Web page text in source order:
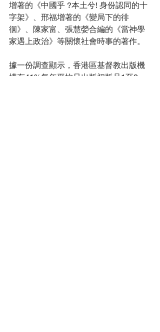
增著的《中國乎 ?本土兮! 身份認同的十
字架》、邢福增著的《變局下的徘
徊》、陳家富、張慧嫈合編的《當神學
家遇上政治》等關懷社會時事的著作。
據一份調查顯示，香港區基督教出版機
構有41%每年平均只出版初版品1至3